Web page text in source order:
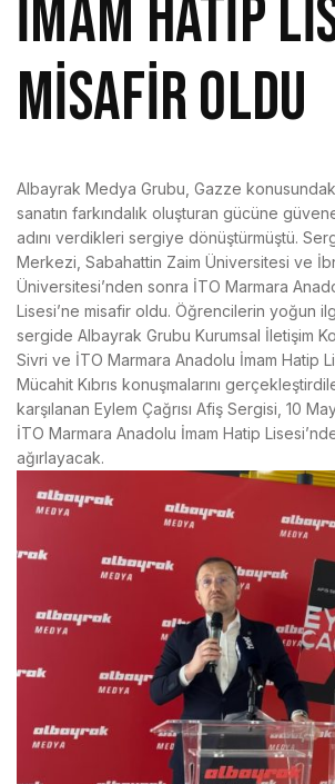
İMAM HATİP
MİSAFİR OLDU
Albayrak Medya Grubu, Gazze
sanatın farkındalık oluşturan gücüne
adını verdikleri sergiye dönüştürmüştü.
Merkezi, Sabahattin Zaim Üniversitesi ve
Üniversitesi’nden sonra İTO Marmara
Lisesi’ne misafir oldu. Öğrencilerin yoğun
sergide Albayrak Grubu Kurumsal İletişim
Sivri ve İTO Marmara Anadolu İmam Hatip
Mücahit Kıbrıs konuşmalarını
karşılanan Eylem Çağrısı Afiş Sergisi, 10
İTO Marmara Anadolu İmam Hatip
ağırlayacak.